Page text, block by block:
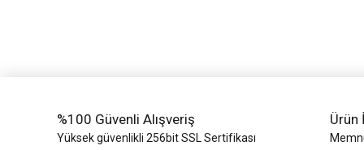
%100 Güvenli Alışveriş
Yüksek güvenlikli 256bit SSL Sertifikası
Ürün